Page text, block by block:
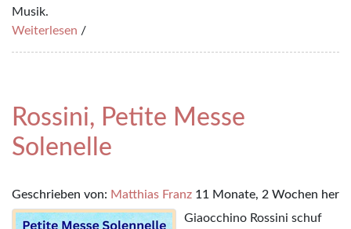
Musik.
Weiterlesen /
Rossini, Petite Messe
Solenelle
Geschrieben von: Matthias Franz 11 Monate, 2 Wochen her
Giaocchino Rossini schuf